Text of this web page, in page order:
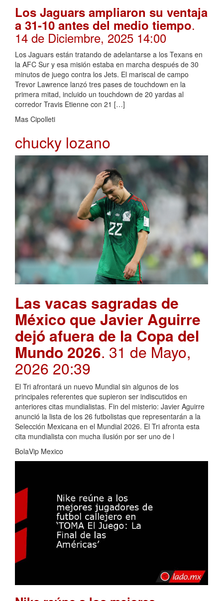
Los Jaguars ampliaron su ventaja
a 31-10 antes del medio tiempo.
14 de Diciembre, 2025 14:00
Los Jaguars están tratando de adelantarse a los Texans en
la AFC Sur y esa misión estaba en marcha después de 30
minutos de juego contra los Jets. El mariscal de campo
Trevor Lawrence lanzó tres pases de touchdown en la
primera mitad, incluido un touchdown de 20 yardas al
corredor Travis Etienne con 21 […]
Mas Cipolleti
chucky lozano
Las vacas sagradas de
México que Javier Aguirre
dejó afuera de la Copa del
Mundo 2026. 31 de Mayo,
2026 20:39
El Tri afrontará un nuevo Mundial sin algunos de los
principales referentes que supieron ser indiscutidos en
anteriores citas mundialistas. Fin del misterio: Javier Aguirre
anunció la lista de los 26 futbolistas que representarán a la
Selección Mexicana en el Mundial 2026. El Tri afronta esta
cita mundialista con mucha ilusión por ser uno de l
BolaVip Mexico